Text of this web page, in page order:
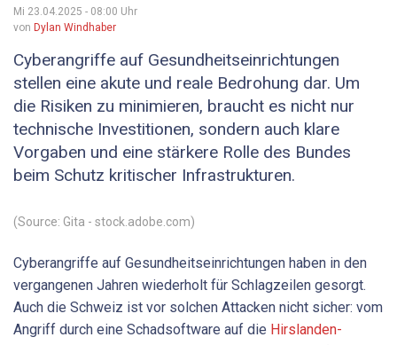
Mi 23.04.2025 - 08:00 Uhr
von Dylan Windhaber
Cyberangriffe auf Gesundheitseinrichtungen
stellen eine akute und reale Bedrohung dar. Um
die ­Risiken zu minimieren, braucht es nicht nur
technische Investitionen, sondern auch klare
Vorgaben und eine stärkere Rolle des Bundes
beim Schutz kritischer Infrastrukturen.
(Source: Gita - stock.adobe.com)
Cyberangriffe auf Gesundheitseinrichtungen haben in den
vergangenen Jahren wiederholt für Schlagzeilen gesorgt.
Auch die Schweiz ist vor solchen Attacken nicht sicher: vom
Angriff durch eine Schadsoftware auf die Hirslanden-